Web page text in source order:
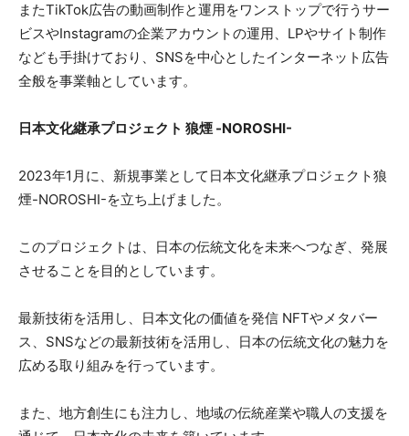
またTikTok広告の動画制作と運用をワンストップで行うサー
ビスやInstagramの企業アカウントの運用、LPやサイト制作
なども手掛けており、SNSを中心としたインターネット広告
全般を事業軸としています。
日本文化継承プロジェクト 狼煙 -NOROSHI-
2023年1月に、新規事業として日本文化継承プロジェクト狼
煙-NOROSHI-を立ち上げました。
このプロジェクトは、日本の伝統文化を未来へつなぎ、発展
させることを目的としています。
最新技術を活用し、日本文化の価値を発信 NFTやメタバー
ス、SNSなどの最新技術を活用し、日本の伝統文化の魅力を
広める取り組みを行っています。
また、地方創生にも注力し、地域の伝統産業や職人の支援を